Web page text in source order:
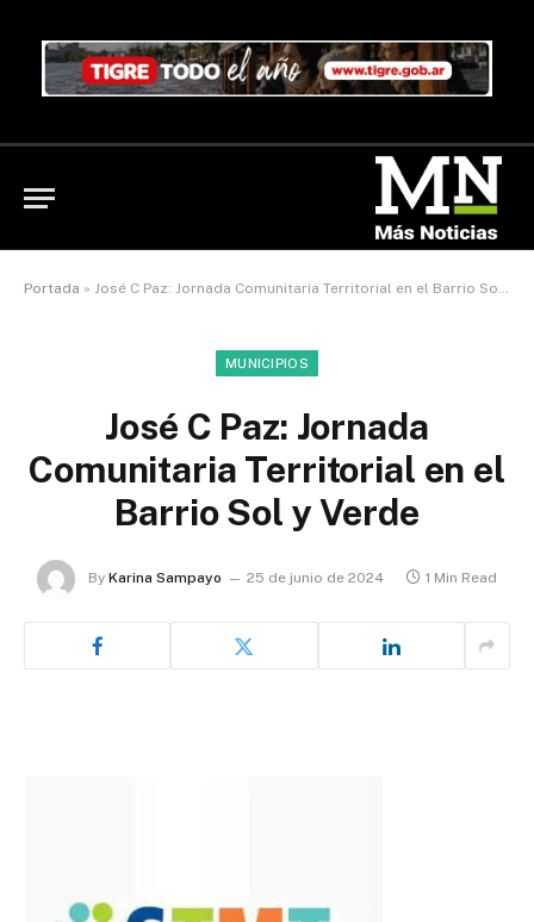
Portada » José C Paz: Jornada Comunitaria Territorial en el Barrio Sol y Verde
MUNICIPIOS
José C Paz: Jornada
Comunitaria Territorial en el
Barrio Sol y Verde
By Karina Sampayo 25 de junio de 2024 1 Min Read